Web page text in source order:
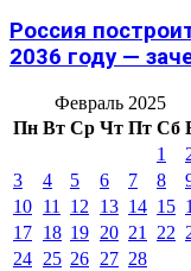
Россия
2036 году —
Февраль 2025
Пн Вт Ср Чт Пт Сб
1
3
4 5 6 7 8
10 11 12 13 14 15
17 18 19 20 21 22
24 25 26 27 28